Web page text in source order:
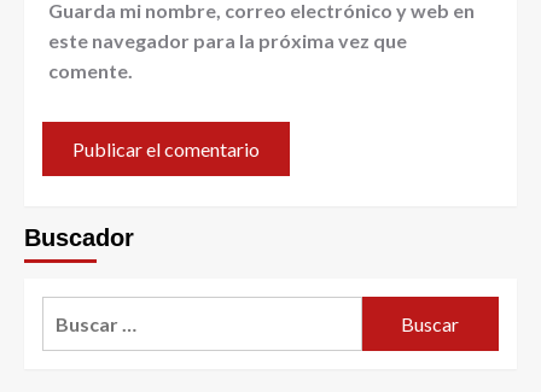
Guarda mi nombre, correo electrónico y web en
este navegador para la próxima vez que
comente.
Buscador